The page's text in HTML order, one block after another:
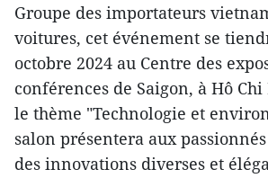
Groupe des importateurs
voitures, cet événement se
octobre 2024 au Centre des
conférences de Saigon, à Hô
le thème "Technologie et
salon présentera aux
des innovations diverses et